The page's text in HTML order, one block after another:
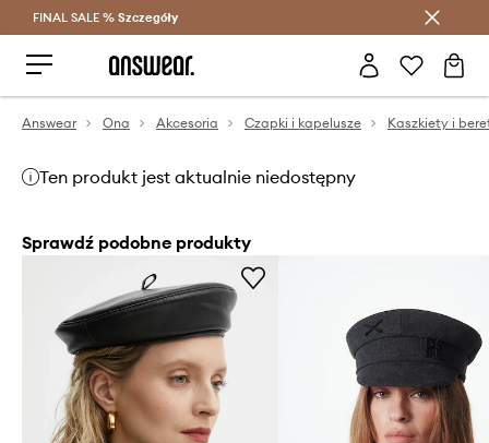
Oszczędzaj z Answear Club >
FINAL SALE % Szczegóły
Answear Ona Akcesoria Czapki i kapelusze Kaszkiety i
Ten produkt jest aktualnie niedostępny
Sprawdź podobne produkty